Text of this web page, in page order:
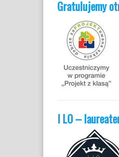
Gratulujemy
I LO –